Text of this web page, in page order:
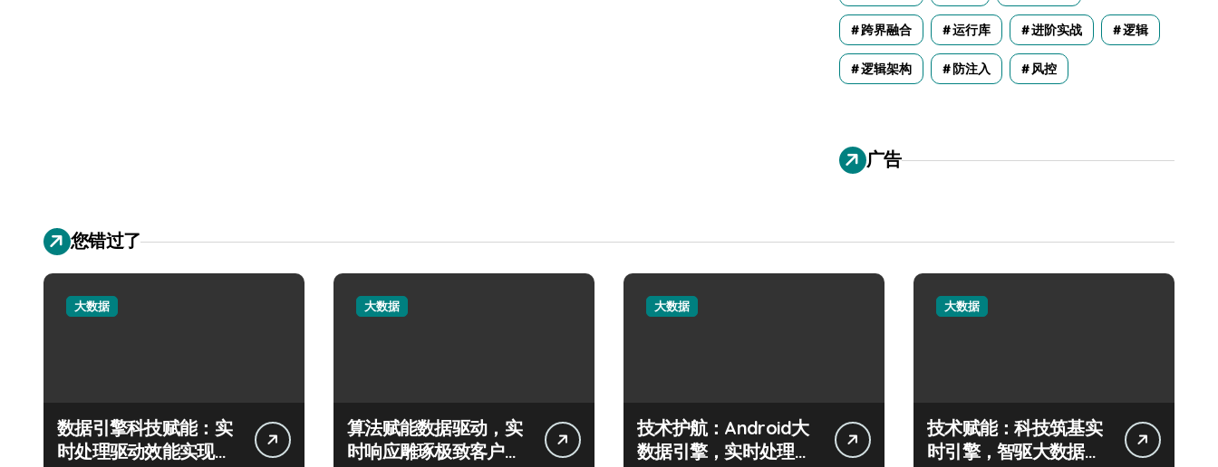
跨界融合 运行库 进阶实战 逻辑
逻辑架构 防注入 风控
广告
您错过了
大数据
数据引擎科技赋能：实
时处理驱动效能实现飞
大数据
算法赋能数据驱动，实
时响应雕琢极致客户服
大数据
技术护航：Android大
数据引擎，实时处理引
大数据
技术赋能：科技筑基实
时引擎，智驱大数据秒